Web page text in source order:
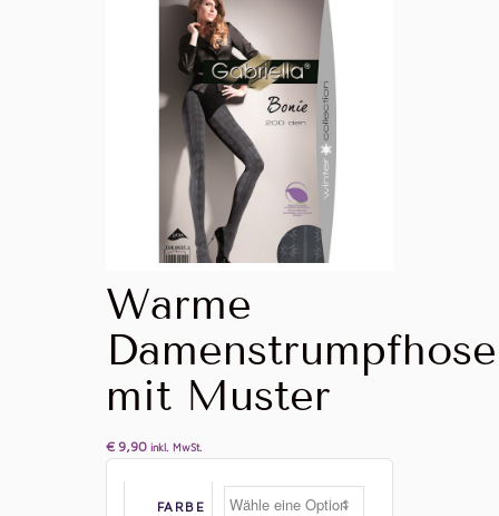
Warme
Damenstrumpfhose
mit Muster
€ 9,90 inkl. MwSt.
FARBE